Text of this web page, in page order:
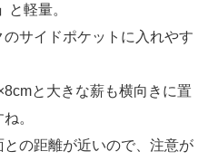
と軽量。
サイドポケットに入れやす
と大きな薪も横向きに置
。
の距離が近いので、注意が